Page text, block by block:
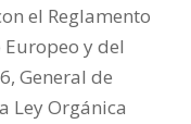
el Reglamento
y del
General de
Ley Orgánica